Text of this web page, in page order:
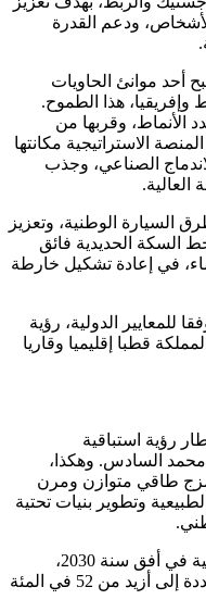
ودعم القدرة
أحد موانئ الحاويات
وإفريقيا، هذا الطموح.
الأنماط، وقربها من
الاستراتيجية مكانتها
الصناعي، وجذب
العالية.
السيارة الوطنية، وتعزيز
السكة الحديدية فائق
في إعادة تشكيل خارطة
للمعايير الدولية، رؤية
قطبا إقليميا وقاريا
رؤية استباقية
محمد السادس. وهكذا،
طاقي متوازن ومرن
وتطوير بنيات تحتية
ويمثل تنزيل الاستراتيجية الطاقية الوطنية في أفق سنة 2030،
والرامية إلى زيادة حصة الطاقات المتجددة إلى أزيد من 52 في المئة